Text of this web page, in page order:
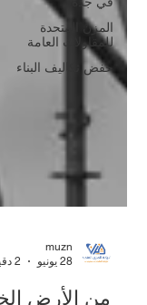
المزن المتحدة
للمقاولات العامة
حفض تكاليف البناء
28 يونيو